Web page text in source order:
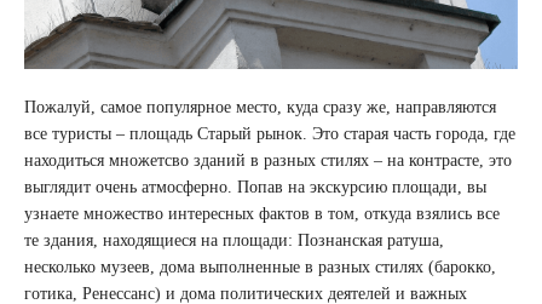
Пожалуй, самое популярное место, куда сразу же, направляются
все туристы – площадь Старый рынок. Это старая часть города, где
находиться множетсво зданий в разных стилях – на контрасте, это
выглядит очень атмосферно. Попав на экскурсию площади, вы
узнаете множество интересных фактов в том, откуда взялись все
те здания, находящиеся на площади: Познанская ратуша,
несколько музеев, дома выполненные в разных стилях (барокко,
готика, Ренессанс) и дома политических деятелей и важных